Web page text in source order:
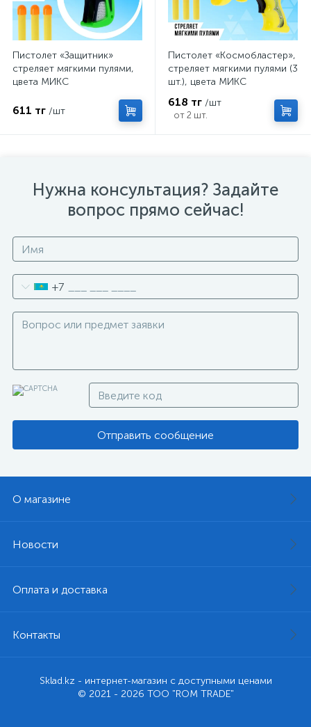
Пистолет «Защитник»
стреляет мягкими пулями,
цвета МИКС
611 тг /шт
Пистолет «Космобластер»,
стреляет мягкими пулями (3
шт.), цвета МИКС
618 тг /шт
от 2 шт.
Нужна консультация? Задайте
вопрос прямо сейчас!
+7
Отправить сообщение
О магазине
Новости
Оплата и доставка
Контакты
Sklad.kz - интернет-магазин с доступными ценами
© 2021 - 2026 ТОО "ROM TRADE"